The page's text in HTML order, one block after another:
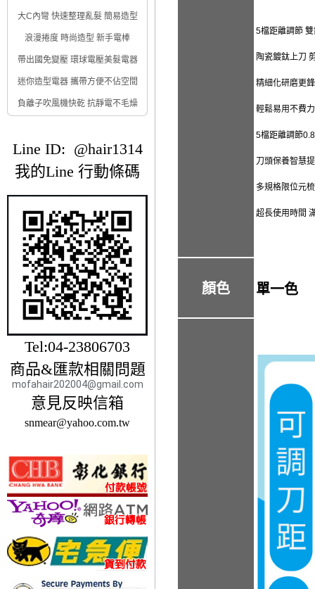
大C內彎 快速整理亂髮 簡易造型
浪漫捲度 時尚造型 新手電棒
帶出國免變壓 環球電壓美髮電器
迷你造型電器 攜帶方便不佔空間
負離子吹風機快乾 抗靜電不毛燥
Line ID: @hair1314
我的Line 行動條碼
Tel:04-23806703
商品&匯款相關問題
mofahair202004@gmail.com
意見反映信箱
snmear@yahoo.com.tw
5檔距離調節
陶瓷鍍鈦上刀
精細化研磨更
輕鬆易用不費力
5檔距離調節
刀頭保養智慧
多規格限位元
超長使用時間
顏色 單一色